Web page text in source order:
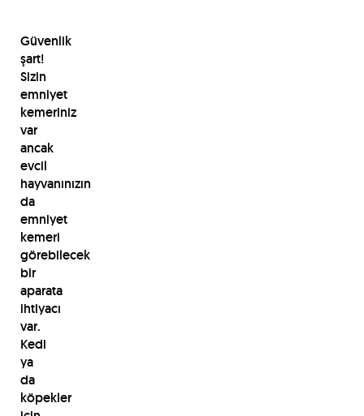
Güvenlik
şart!
Sizin
emniyet
kemeriniz
var
ancak
evcil
hayvanınızın
da
emniyet
kemeri
görebilecek
bir
aparata
ihtiyacı
var.
Kedi
ya
da
köpekler